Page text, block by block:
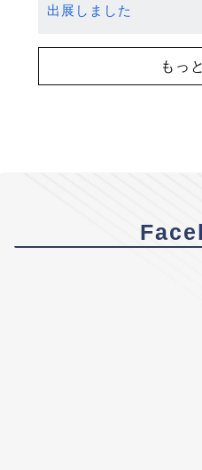
出展しました
もっ